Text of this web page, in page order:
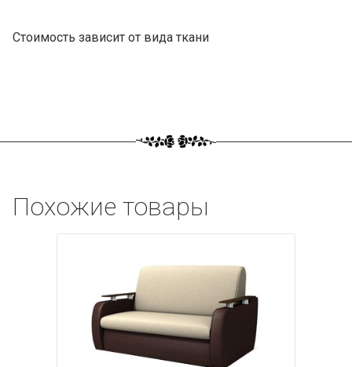
Стоимость зависит от вида ткани
Похожие товары